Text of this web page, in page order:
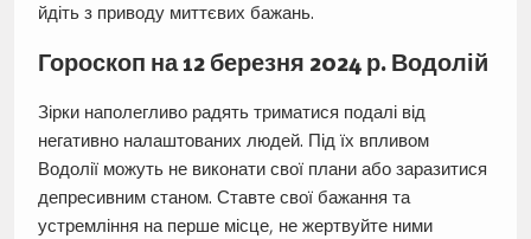
йдіть з приводу миттєвих бажань.
Гороскоп на 12 березня 2024 р. Водолій
Зірки наполегливо радять триматися подалі від
негативно налаштованих людей. Під їх впливом
Водолії можуть не виконати свої плани або заразитися
депресивним станом. Ставте свої бажання та
устремління на перше місце, не жертвуйте ними